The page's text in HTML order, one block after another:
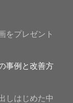
をプレゼント
事例と改善方
しはじめた中